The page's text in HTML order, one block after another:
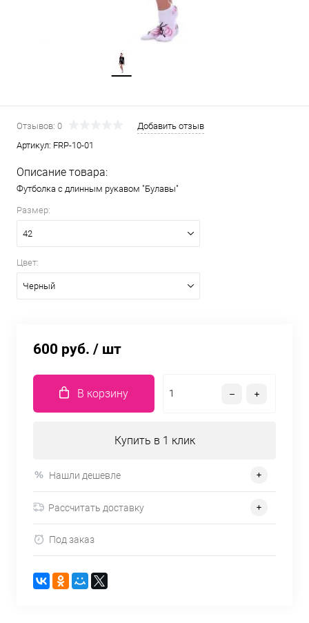
Отзывов: 0
Добавить отзыв
Артикул: FRP-10-01
Описание товара:
Футболка с длинным рукавом "Булавы"
Размер:
42
Цвет:
Черный
600 руб. / шт
В корзину
Купить в 1 клик
Нашли дешевле
Рассчитать доставку
Под заказ